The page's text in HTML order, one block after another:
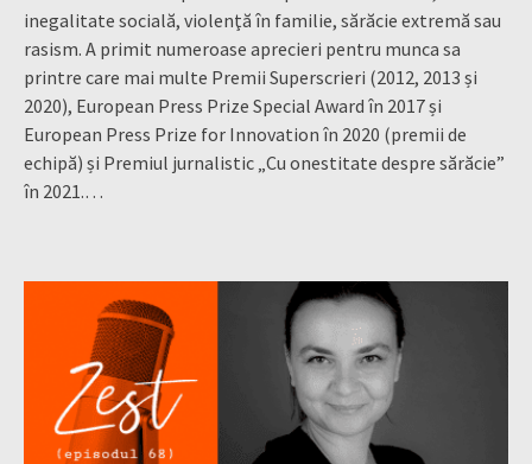
inegalitate socială, violenţă în familie, sărăcie extremă sau
rasism. A primit numeroase aprecieri pentru munca sa
printre care mai multe Premii Superscrieri (2012, 2013 și
2020), European Press Prize Special Award în 2017 și
European Press Prize for Innovation în 2020 (premii de
echipă) și Premiul jurnalistic „Cu onestitate despre sărăcie”
în 2021.…